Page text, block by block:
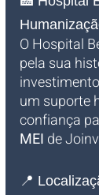
O Hospital
pela sua
um suporte
confiança
MEI de
📍